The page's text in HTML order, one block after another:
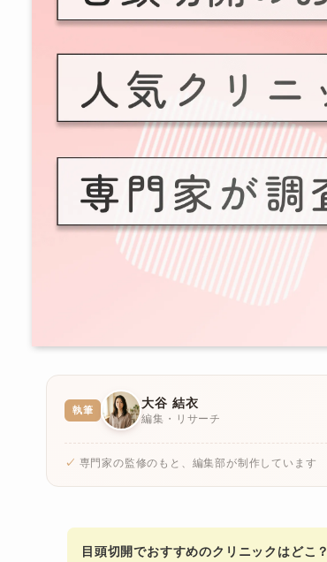
執筆 大谷 結衣
編集・リサーチ
専門家の監修のもと、編集部が制作しています
目頭切開でおすすめのクリニックはどこ？